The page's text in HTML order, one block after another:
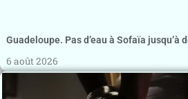
Guadeloupe. Pas d’eau à Sofaïa jusqu’à
6 août 2026